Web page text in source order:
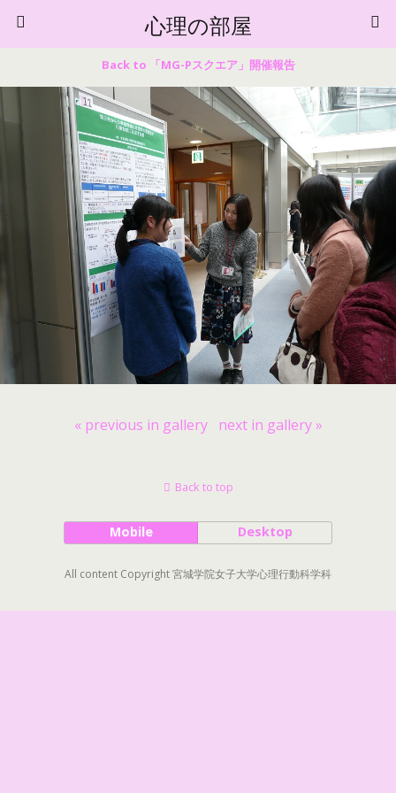
心理の部屋
Back to 「MG-Pスクエア」開催報告
« previous in gallery next in gallery »
Back to top
Mobile Desktop
All content Copyright 宮城学院女子大学心理行動科学科